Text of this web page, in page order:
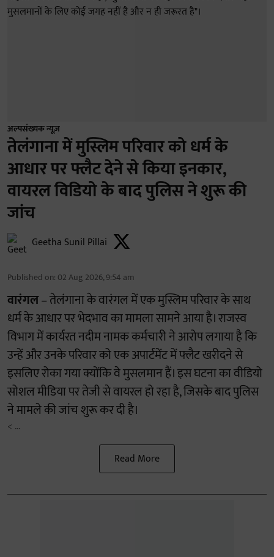
अल्पसंख्यक न्यूज़
तेलंगाना में मुस्लिम परिवार को धर्म के
आधार पर फ्लैट देने से किया इनकार,
वायरल विडियो के बाद पुलिस ने शुरू की
जांच
Geetha Sunil Pillai
Published on: 02 Aug 2026, 9:54 am
वारंगल– तेलंगाना के वारंगल में एक मुस्लिम परिवार के साथ
धर्म के आधार पर भेदभाव का मामला सामने आया है। राजस्व
विभाग में कार्यरत नदीम नामक कर्मचारी ने आरोप लगाया है कि
उन्हें और उनके परिवार को एक अपार्टमेंट में फ्लैट खरीदने से
इसलिए रोका गया क्योंकि वे मुसलमान हैं। इस घटना का वीडियो
सोशल मीडिया पर तेजी से वायरल हो रहा है, जिसके बाद पुलिस
ने मामले की जांच शुरू कर दी है।
< ...
Read More